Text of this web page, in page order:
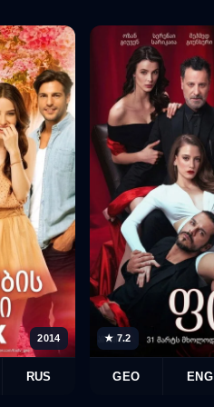
2014
RUS
★ 7.2
GEO ENG